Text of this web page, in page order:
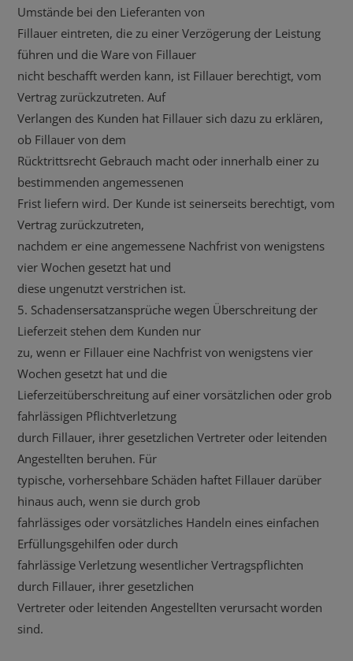
Umstände bei den Lieferanten von
Fillauer eintreten, die zu einer Verzögerung der Leistung
führen und die Ware von Fillauer
nicht beschafft werden kann, ist Fillauer berechtigt, vom
Vertrag zurückzutreten. Auf
Verlangen des Kunden hat Fillauer sich dazu zu erklären,
ob Fillauer von dem
Rücktrittsrecht Gebrauch macht oder innerhalb einer zu
bestimmenden angemessenen
Frist liefern wird. Der Kunde ist seinerseits berechtigt, vom
Vertrag zurückzutreten,
nachdem er eine angemessene Nachfrist von wenigstens
vier Wochen gesetzt hat und
diese ungenutzt verstrichen ist.
5. Schadensersatzansprüche wegen Überschreitung der
Lieferzeit stehen dem Kunden nur
zu, wenn er Fillauer eine Nachfrist von wenigstens vier
Wochen gesetzt hat und die
Lieferzeitüberschreitung auf einer vorsätzlichen oder grob
fahrlässigen Pflichtverletzung
durch Fillauer, ihrer gesetzlichen Vertreter oder leitenden
Angestellten beruhen. Für
typische, vorhersehbare Schäden haftet Fillauer darüber
hinaus auch, wenn sie durch grob
fahrlässiges oder vorsätzliches Handeln eines einfachen
Erfüllungsgehilfen oder durch
fahrlässige Verletzung wesentlicher Vertragspflichten
durch Fillauer, ihrer gesetzlichen
Vertreter oder leitenden Angestellten verursacht worden
sind.